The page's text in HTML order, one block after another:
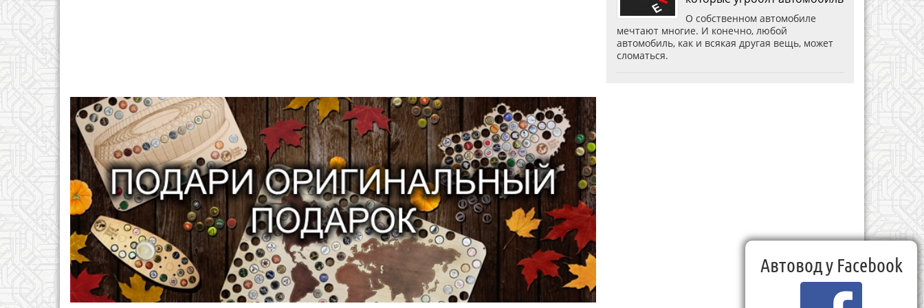
О собственном автомобиле
мечтают многие. И конечно, любой
автомобиль, как и всякая другая вещь, может
сломаться.
Автовод у Facebook